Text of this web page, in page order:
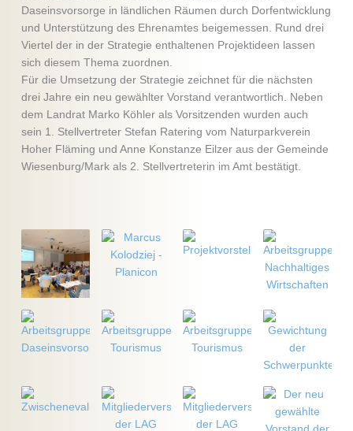
Daseinsvorsorge in ländlichen Räumen durch Dorfentwicklung
und Unterstützung des Ehrenamtes beigemessen. Rund drei
Viertel der in der Strategie enthaltenen Projektideen lassen
sich diesem Thema zuordnen.
Für die Umsetzung der Strategie zeichnet für die nächsten
drei Jahre ein neu gewählter Vorstand verantwortlich. Neben
dem Landrat Marko Köhler als Vorsitzenden wurden auch
sein 1. Stellvertreter Stefan Ratering vom Naturparkverein
Hoher Fläming und Anne Konstanze Eilzer aus der Gemeinde
Wiesenburg/Mark als 2. Stellvertreterin im Amt bestätigt.